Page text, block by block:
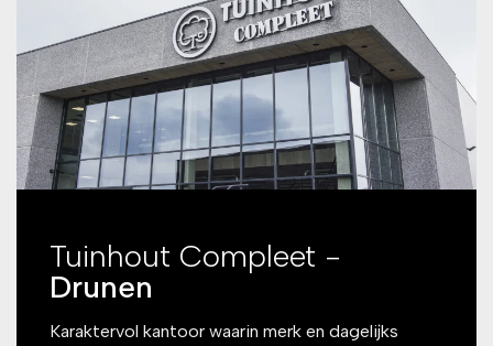
Tuinhout Compleet -
Drunen
Karaktervol kantoor waarin merk en dagelijks